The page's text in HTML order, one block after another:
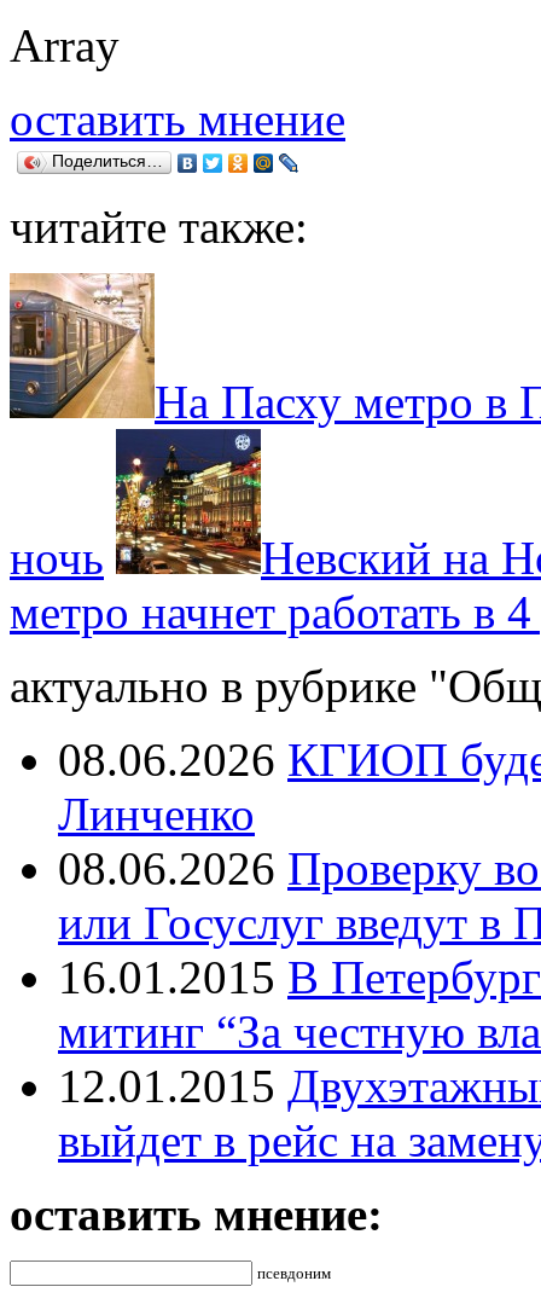
Array
оставить мнение
Поделиться…
читайте также:
На Пасху метро в
ночь
Невский на
метро начнет работать в
актуально в рубрике
08.06.2026 КГИОП
Линченко
08.06.2026 Проверку
или Госуслуг введут в
16.01.2015 В
митинг “За честную
12.01.2015
выйдет в рейс на
оставить мнение:
псевдоним